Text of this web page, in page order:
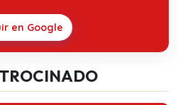
en Google